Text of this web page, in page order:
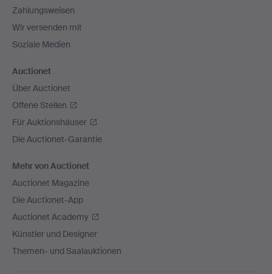
Zahlungsweisen
Wir versenden mit
Soziale Medien
Auctionet
Über Auctionet
Offene Stellen
Für Auktionshäuser
Die Auctionet-Garantie
Mehr von Auctionet
Auctionet Magazine
Die Auctionet-App
Auctionet Academy
Künstler und Designer
Themen- und Saalauktionen